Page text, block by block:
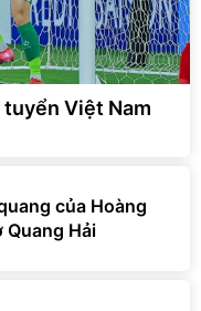
tuyển Việt Nam
của Hoàng
Quang Hải